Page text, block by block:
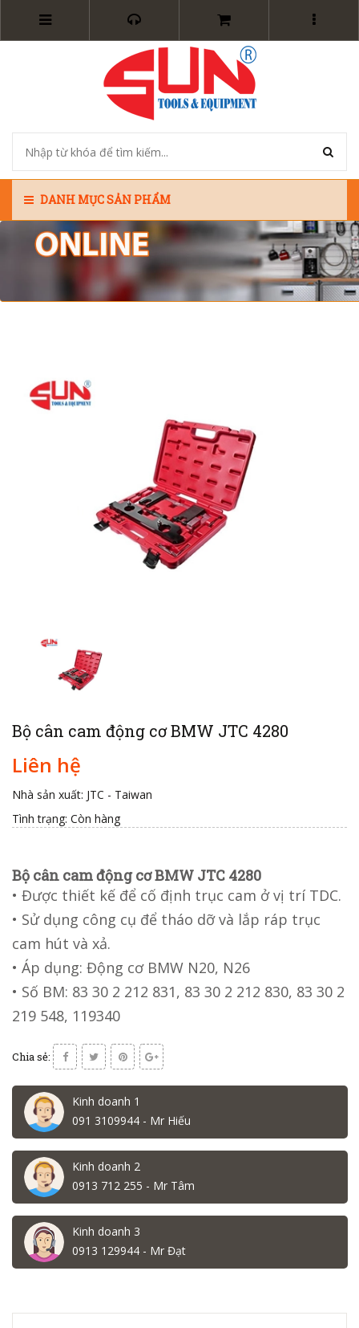
DANH MỤC SẢN PHẨM
Bộ cân cam động cơ BMW JTC 4280
Liên hệ
Nhà sản xuất: JTC - Taiwan
Tình trạng: Còn hàng
Bộ cân cam động cơ BMW JTC 4280
• Được thiết kế để cố định trục cam ở vị trí TDC.
• Sử dụng công cụ để tháo dỡ và lắp ráp trục
cam hút và xả.
• Áp dụng: Động cơ BMW N20, N26
• Số BM: 83 30 2 212 831, 83 30 2 212 830, 83 30 2
219 548, 119340
Chia sẻ:
Kinh doanh 1
091 3109944 - Mr Hiếu
Kinh doanh 2
0913 712 255 - Mr Tâm
Kinh doanh 3
0913 129944 - Mr Đạt